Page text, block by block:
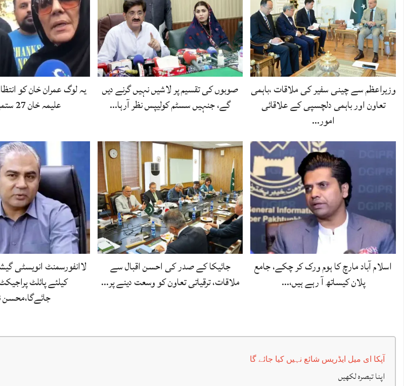
وزیراعظم سے چینی سفیر کی ملاقات ،باہمی
تعاون اور باہمی دلچسپی کے علاقائی
امور…
صوبوں کی تقسیم پر لاشیں نہیں گرنے دیں
گے، جنہیں سسٹم کولیپس نظر آرہا…
یہ لوگ عمران خان کو
علیمہ خان 27 ستمبر کی…
اسلام آباد مارچ کا ہوم ورک کر چکے، جامع
پلان کیساتھ آ رہے ہیں،…
جائیکا کے صدر کی احسن اقبال سے
ملاقات، ترقیاتی تعاون کو وسعت دینے پر…
لاانفورسمنٹ انویسٹی
کیلئے پائلٹ
جائےگا،محسن
آپکا ای میل ایڈریس شائع نہیں کیا جائے گا
اپنا تبصرہ لکھیں